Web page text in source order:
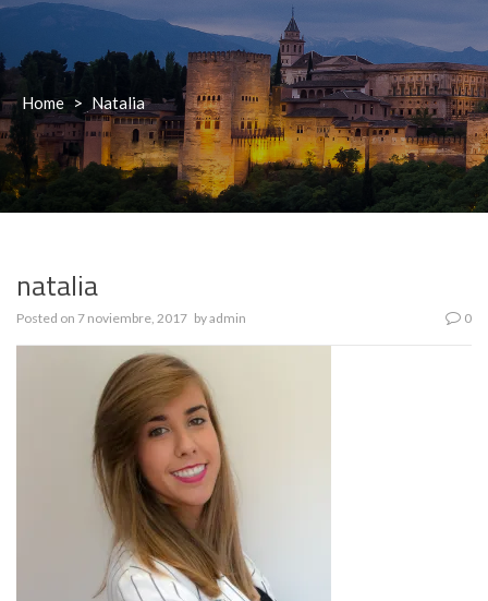
Home > Natalia
natalia
Posted on 7 noviembre, 2017 byadmin 0